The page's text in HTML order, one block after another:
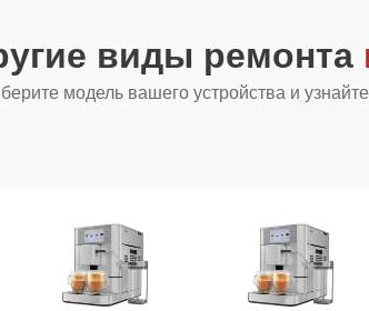
виды ремонта
модель вашего устройства и